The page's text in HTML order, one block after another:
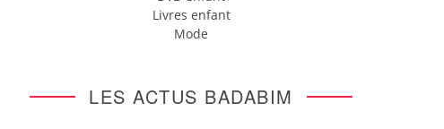
Livres enfant
Mode
LES ACTUS BADABIM